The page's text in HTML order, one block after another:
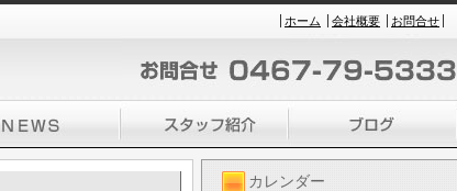
ホーム 会社概要 お問合せ
カレンダー